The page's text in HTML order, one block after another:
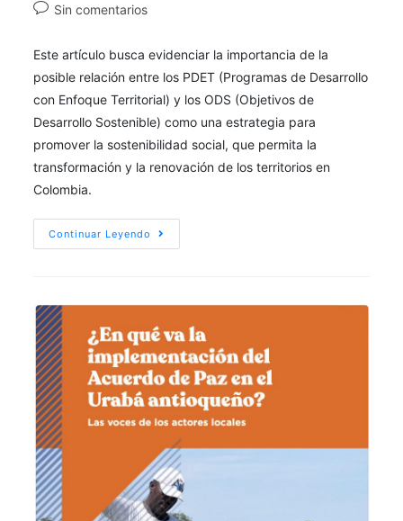
Sin comentarios
Este artículo busca evidenciar la importancia de la
posible relación entre los PDET (Programas de Desarrollo
con Enfoque Territorial) y los ODS (Objetivos de
Desarrollo Sostenible) como una estrategia para
promover la sostenibilidad social, que permita la
transformación y la renovación de los territorios en
Colombia.
Continuar Leyendo